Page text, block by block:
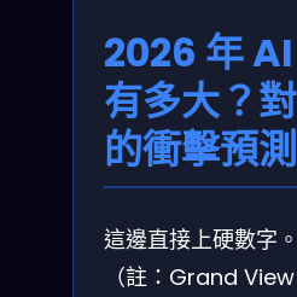
2026 年
有多大？
的衝擊預測
這邊直接上硬數字
（註：Grand